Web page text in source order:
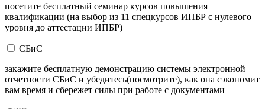
посетите бесплатный семинар курсов повышения
квалификации (на выбор из 11 спецкурсов ИПБР с нулевого
уровня до аттестации ИПБР)
СБиС
закажите бесплатную демонстрацию системы электронной
отчетности СБиС и убедитесь(посмотрите), как она сэкономит
вам время и сбережет силы при работе с документами